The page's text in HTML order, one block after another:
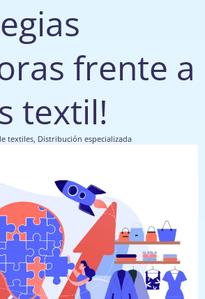
frente a
textil!
textiles, Distribución especializada